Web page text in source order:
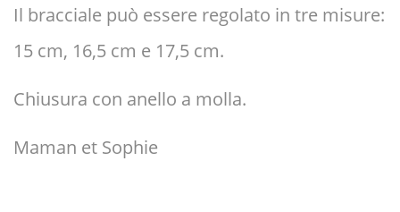
Il bracciale può essere regolato in tre misure:
15 cm, 16,5 cm e 17,5 cm.
Chiusura con anello a molla.
Maman et Sophie